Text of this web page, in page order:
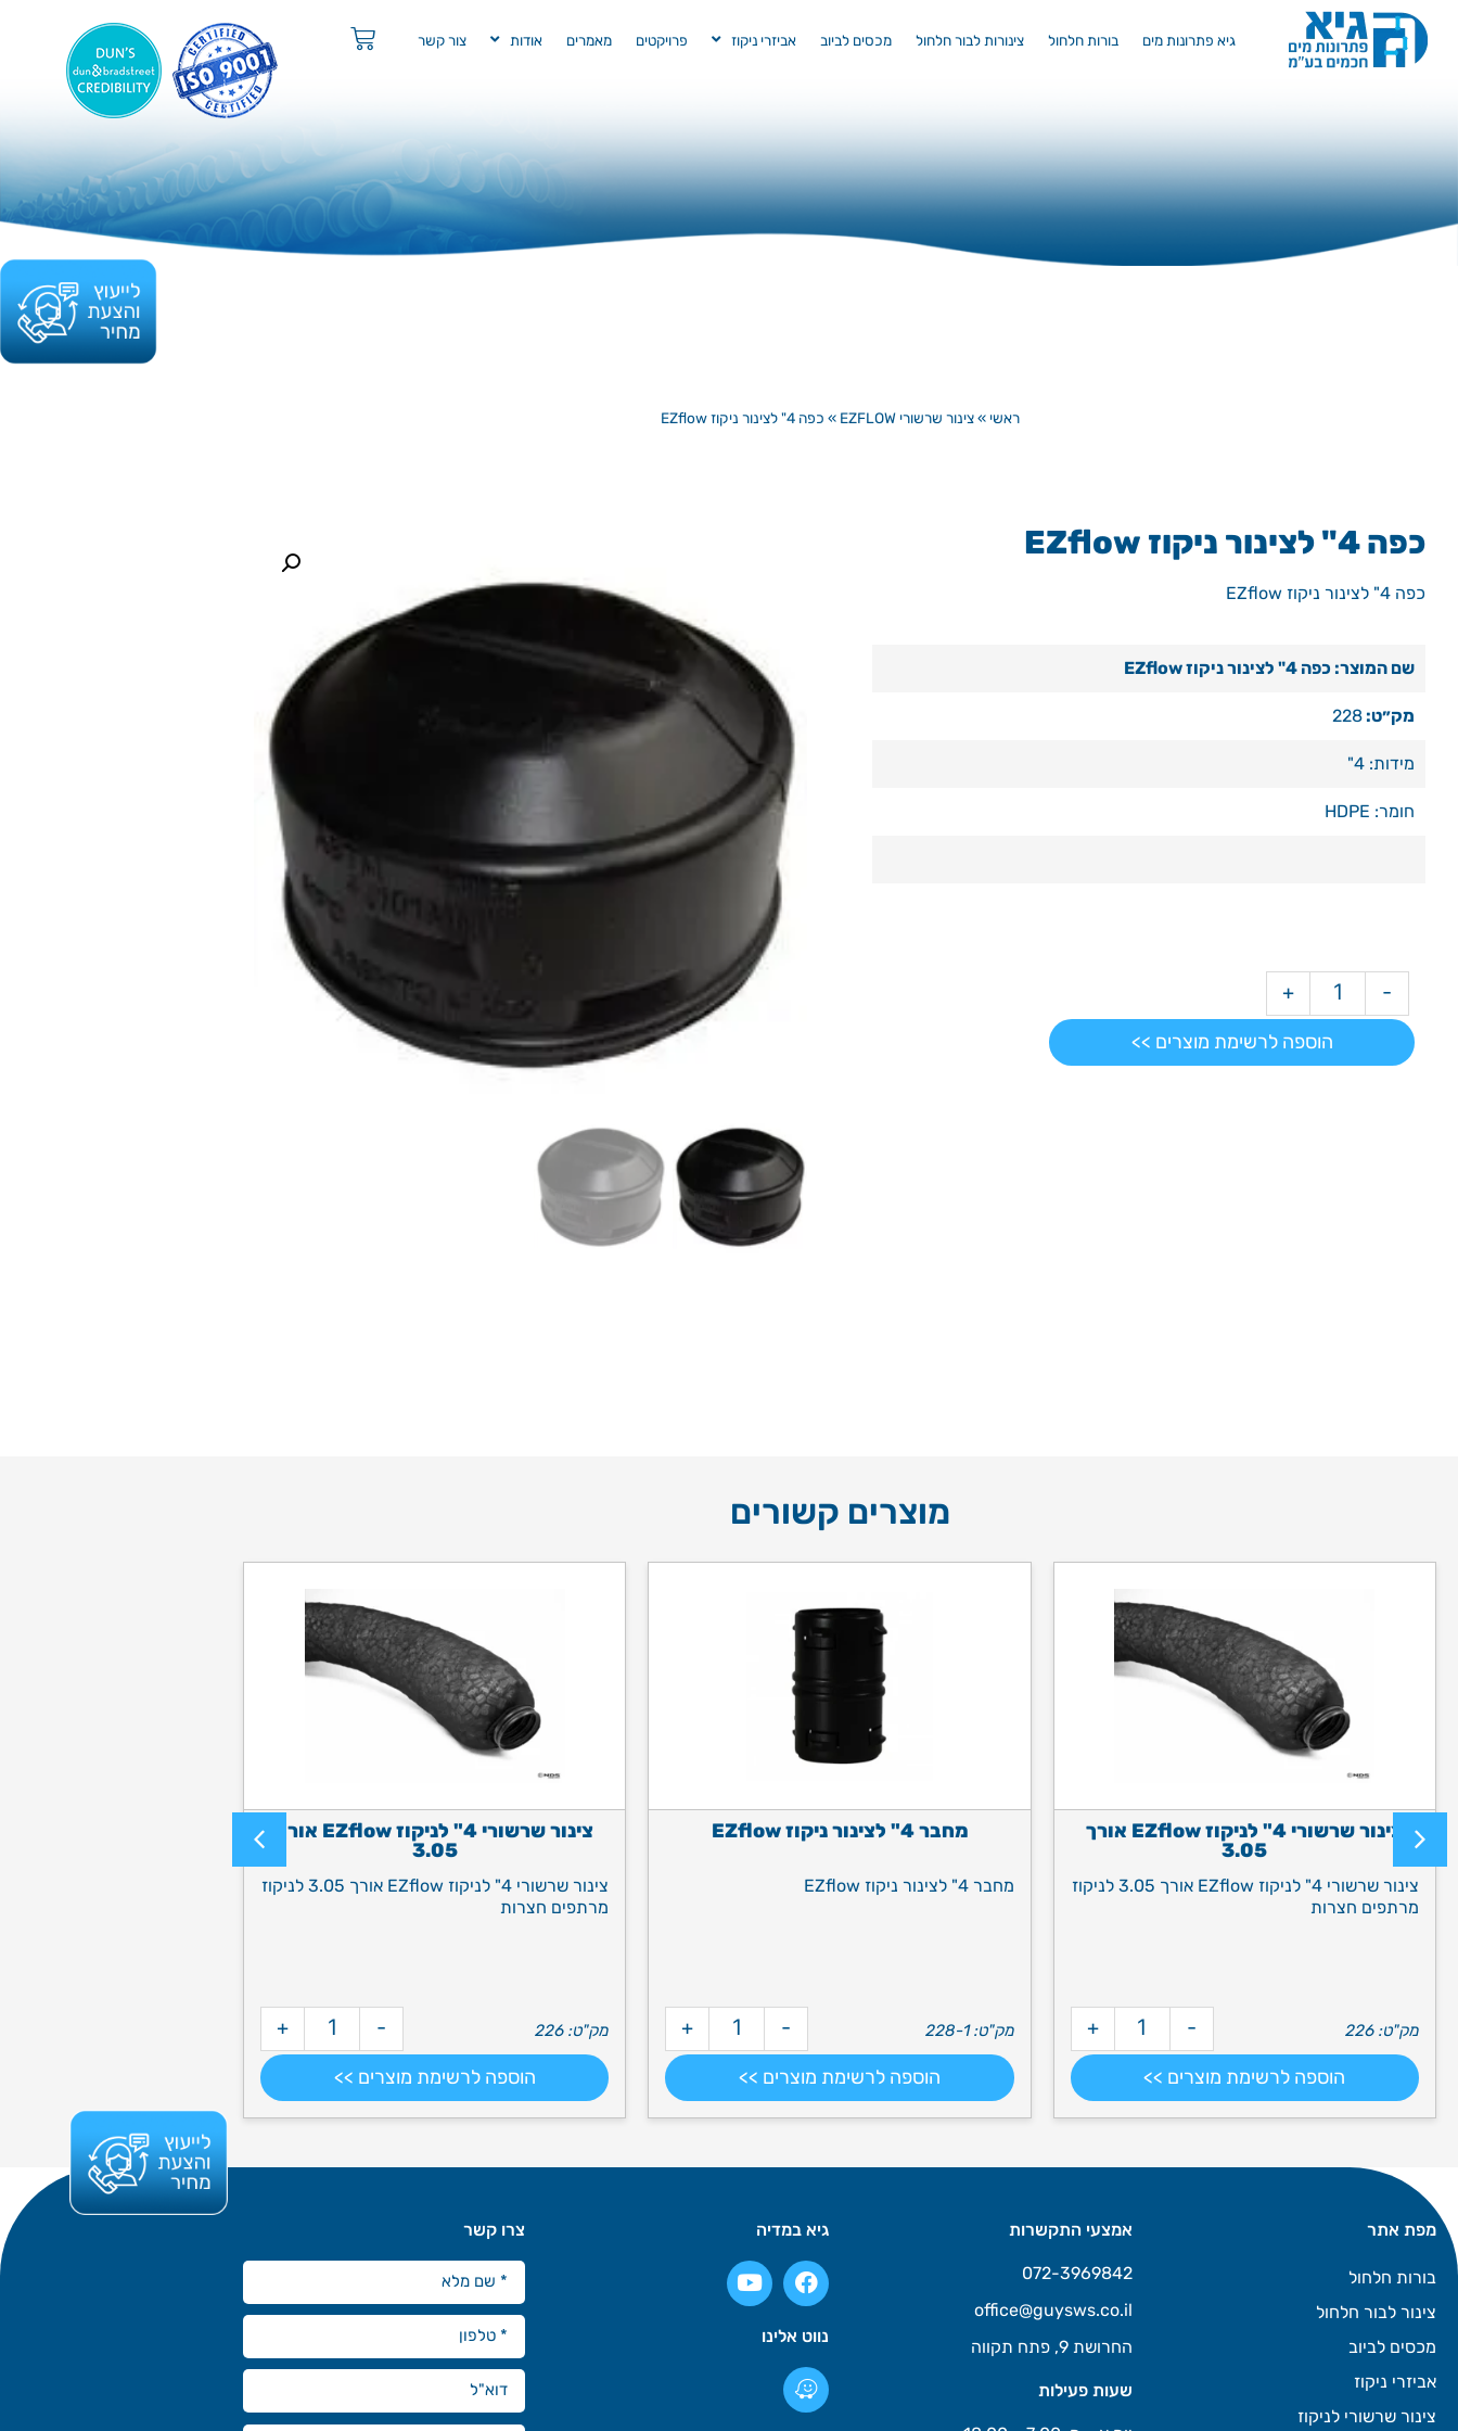
גיא פתרונות מים בורות חלחול צינורות לבור חלחול מכסים לביוב אביזרי ניקוז פרויקטים מאמרים אודות צור קשר
ראשי »צינור שרשורי EZFLOW » כפה 4" לצינור ניקוז EZflow
כפה 4" לצינור ניקוז EZflow
כפה 4" לצינור ניקוז EZflow
שם המוצר: כפה 4" לצינור ניקוז EZflow
מק״ט: 228
מידות: 4"
חומר: HDPE
-
+
הוספה לרשימת מוצרים >>
מוצרים קשורים
צינור שרשורי 4" לניקוז EZflow אורך
3.05
צינור שרשורי 4" לניקוז EZflow אורך 3.05 לניקוז
מרתפים חצרות
מק"ט: 226 -
+
הוספה לרשימת מוצרים >>
מחבר 4" לצינור ניקוז EZflow
מחבר 4" לצינור ניקוז EZflow
מק"ט: 228-1 -
+
הוספה לרשימת מוצרים >>
צינור שרשורי 4" לניקוז EZflow אורך
3.05
צינור שרשורי 4" לניקוז EZflow אורך 3.05 לניקוז
מרתפים חצרות
מק"ט: 226 -
+
הוספה לרשימת מוצרים >>
מפת אתר
בורות חלחול
צינור לבור חלחול
מכסים לביוב
אביזרי ניקוז
צינור שרשורי לניקוז
אמצעי התקשרות
072-3969842
office@guysws.co.il
החרושת 9, פתח תקווה
שעות פעילות
גיא במדיה
נווט אלינו
צרו קשר